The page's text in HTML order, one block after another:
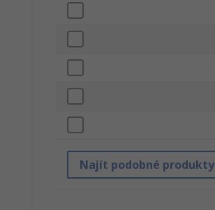
Najít podobné produkty